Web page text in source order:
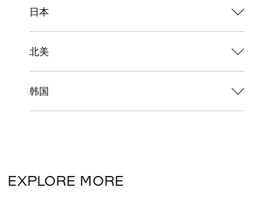
日本
北美
韩国
EXPLORE MORE